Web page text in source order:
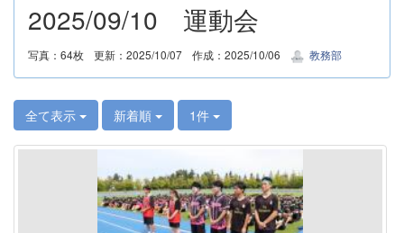
2025/09/10 運動会
写真：64枚 更新：2025/10/07 作成：2025/10/06 教務部
全て表示 新着順 1件